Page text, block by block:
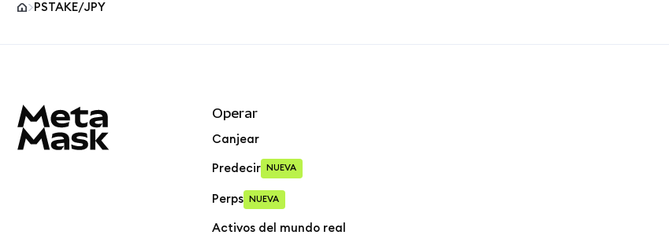
PSTAKE/JPY
Operar
Canjear
Predecir NUEVA
Perps NUEVA
Activos del mundo real